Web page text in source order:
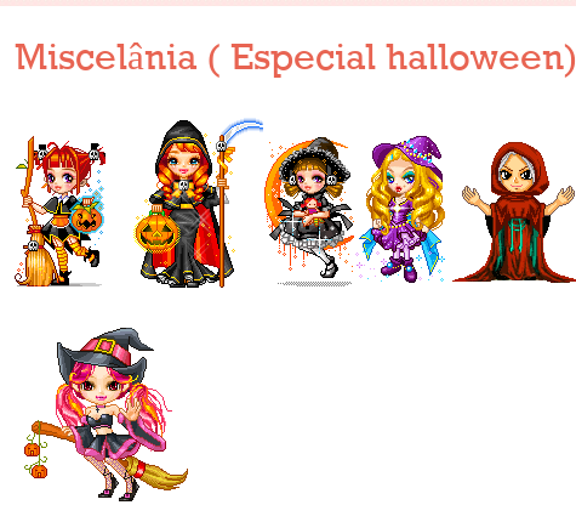
Miscelânia ( Especial halloween)